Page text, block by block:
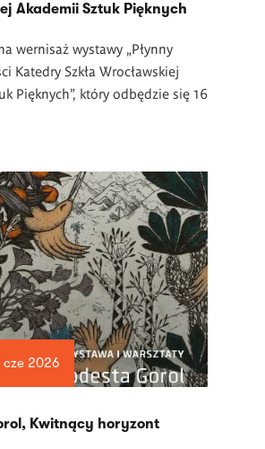
Akademii Sztuk Pięknych
wernisaż wystawy „Płynny
Katedry Szkła Wrocławskiej
Pięknych”, który odbędzie się 16
2026
Kwitnący horyzont